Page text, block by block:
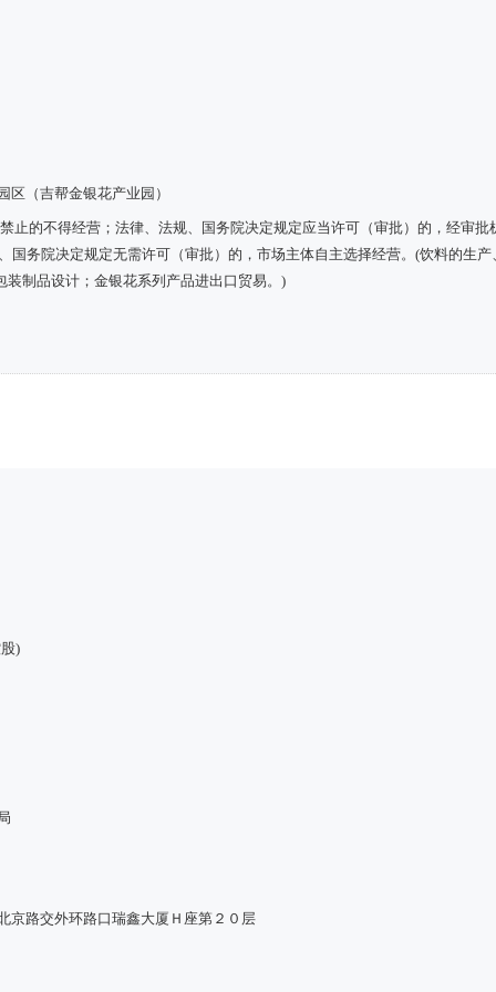
（吉帮金银花产业园）
止的不得经营；法律、法规、国务院决定规定应当许可（审批）的，经审批
国务院决定规定无需许可（审批）的，市场主体自主选择经营。(饮料的生产
制品设计；金银花系列产品进出口贸易。)
)
京路交外环路口瑞鑫大厦Ｈ座第２０层